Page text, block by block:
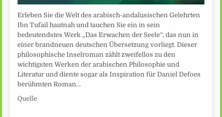
Erleben Sie die Welt des arabisch-andalusischen Gelehrten
Ibn Tufail hautnah und tauchen Sie ein in sein
bedeutendstes Werk „Das Erwachen der Seele“, das nun in
einer brandneuen deutschen Übersetzung vorliegt. Dieser
philosophische Inselroman zählt zweifellos zu den
wichtigsten Werken der arabischen Philosophie und
Literatur und diente sogar als Inspiration für Daniel Defoes
berühmten Roman…
Quelle